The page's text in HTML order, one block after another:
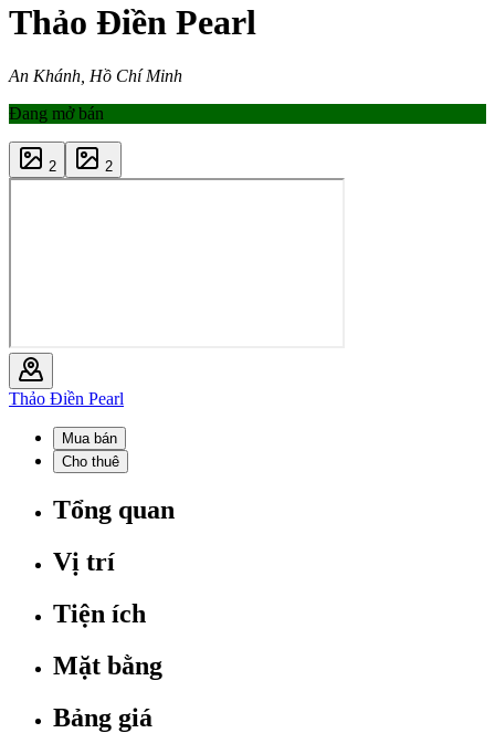
Thảo Điền Pearl
An Khánh, Hồ Chí Minh
Đang mở bán
2 2
Thảo Điền Pearl
Mua bán
Cho thuê
Tổng quan
Vị trí
Tiện ích
Mặt bằng
Bảng giá